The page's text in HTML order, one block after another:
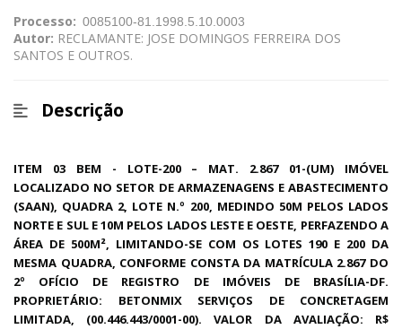
Processo:
Autor: RECLAMANTE: JOSE DOMINGOS FERREIRA DOS
SANTOS E OUTROS.
Descrição
ITEM 03 BEM - LOTE-200 – MAT. 2.867 01-(UM) IMÓVEL
LOCALIZADO NO SETOR DE ARMAZENAGENS E ABASTECIMENTO
(SAAN), QUADRA 2, LOTE N.º 200, MEDINDO 50M PELOS LADOS
NORTE E SUL E 10M PELOS LADOS LESTE E OESTE, PERFAZENDO A
ÁREA DE 500M², LIMITANDO-SE COM OS LOTES 190 E 200 DA
MESMA QUADRA, CONFORME CONSTA DA MATRÍCULA 2.867 DO
2º OFÍCIO DE REGISTRO DE IMÓVEIS DE BRASÍLIA-DF.
PROPRIETÁRIO: BETONMIX SERVIÇOS DE CONCRETAGEM
LIMITADA, (00.446.443/0001-00). VALOR DA AVALIAÇÃO: R$